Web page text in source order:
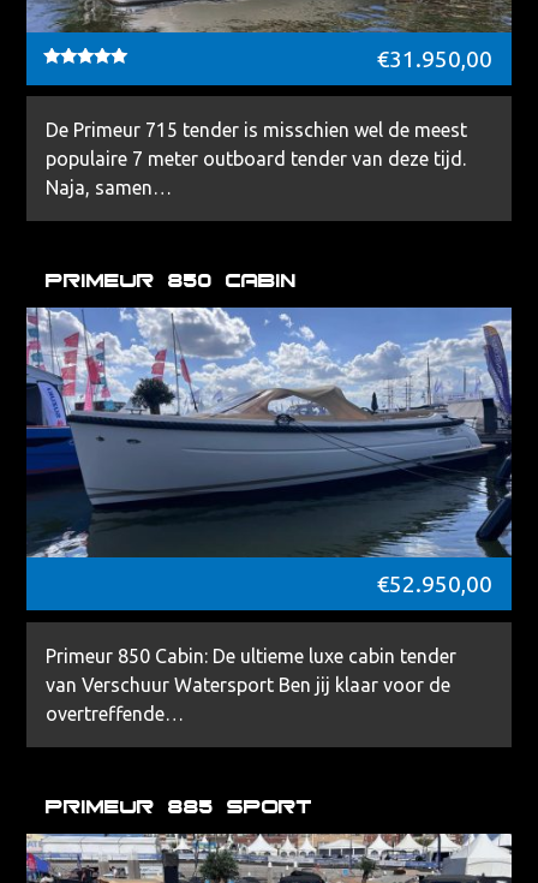
5.00
€31.950,00
De Primeur 715 tender is misschien wel de meest
populaire 7 meter outboard tender van deze tijd.
Naja, samen…
Primeur 850 Cabin
€52.950,00
Primeur 850 Cabin: De ultieme luxe cabin tender
van Verschuur Watersport Ben jij klaar voor de
overtreffende…
Primeur 885 Sport